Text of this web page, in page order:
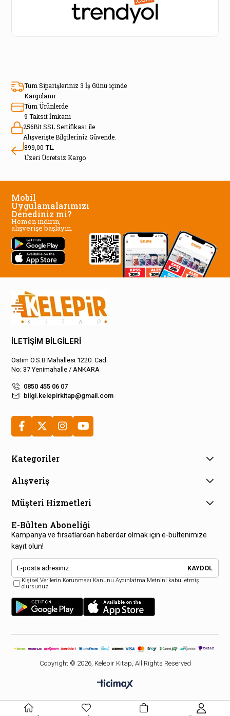
Tüm Siparişleriniz 3 İş Günü içinde
Kargolanır
Tüm Ürünlerde
9 Taksit İmkanı
256Bit SSL Sertifikası ile
Alışverişte Bilgileriniz Güvende.
899,00 TL.
Üzeri Ücretsiz Kargo
Mobil
Uygulamalarımızı
Denediniz mi?
Hemen indirin,
alışverişe başlayın.
İLETİŞİM BİLGİLERİ
Ostim O.S.B Mahallesi 1220. Cad.
No: 37 Yenimahalle / ANKARA
0850 455 06 07
bilgi.kelepirkitap@gmail.com
Kategoriler
Alışveriş
Müşteri Hizmetleri
E-Bülten Aboneliği
Kampanya ve fırsatlardan haberdar olmak için e-bültenimize
kayıt olun!
KAYDOL
Kişisel Verilerin Korunması Kanunu Aydınlatma Metnini kabul etmiş
olursunuz.
Copyright © 2026, Kelepir Kitap, All Rights Reserved